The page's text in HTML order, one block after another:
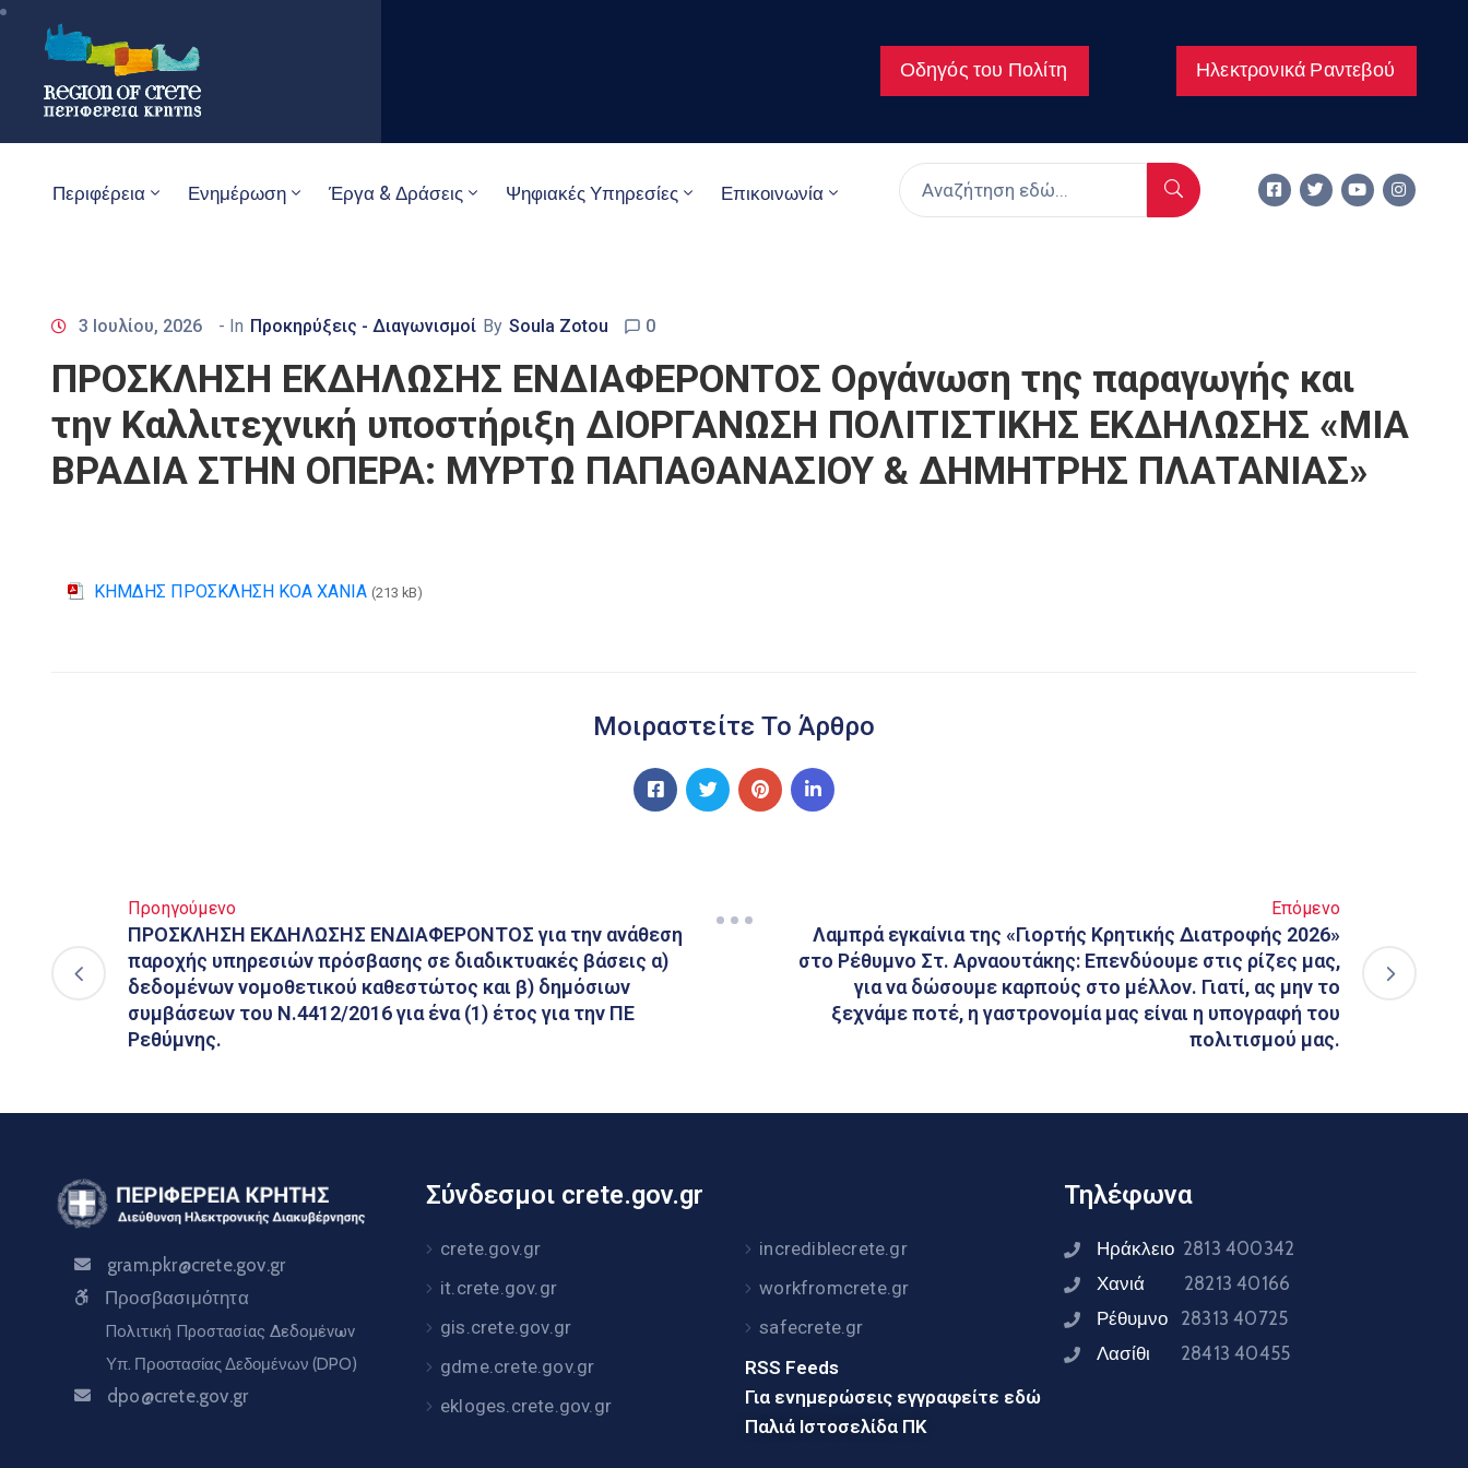
Οδηγός του Πολίτη Ηλεκτρονικά Ραντεβού
Περιφέρεια Ενημέρωση Έργα & Δράσεις Ψηφιακές Υπηρεσίες Επικοινωνία
3 Ιουλίου, 2026 - In Προκηρύξεις - Διαγωνισμοί By Soula Zotou 0
ΠΡΟΣΚΛΗΣΗ ΕΚΔΗΛΩΣΗΣ ΕΝΔΙΑΦΕΡΟΝΤΟΣ Οργάνωση της παραγωγής και
την Καλλιτεχνική υποστήριξη ΔΙΟΡΓΑΝΩΣΗ ΠΟΛΙΤΙΣΤΙΚΗΣ ΕΚΔΗΛΩΣΗΣ «ΜΙΑ
ΒΡΑΔΙΑ ΣΤΗΝ ΟΠΕΡΑ: ΜΥΡΤΩ ΠΑΠΑΘΑΝΑΣΙΟΥ & ΔΗΜΗΤΡΗΣ ΠΛΑΤΑΝΙΑΣ»
ΚΗΜΔΗΣ ΠΡΟΣΚΛΗΣΗ ΚΟΑ ΧΑΝΙΑ (213 kB)
Μοιραστείτε Το Άρθρο
Προηγούμενο
ΠΡΟΣΚΛΗΣΗ ΕΚΔΗΛΩΣΗΣ ΕΝΔΙΑΦΕΡΟΝΤΟΣ για την ανάθεση
παροχής υπηρεσιών πρόσβασης σε διαδικτυακές βάσεις α)
δεδομένων νομοθετικού καθεστώτος και β) δημόσιων
συμβάσεων του Ν.4412/2016 για ένα (1) έτος για την ΠΕ
Ρεθύμνης.
Επόμενο
Λαμπρά εγκαίνια της «Γιορτής Κρητικής Διατροφής 2026»
στο Ρέθυμνο Στ. Αρναουτάκης: Επενδύουμε στις ρίζες μας,
για να δώσουμε καρπούς στο μέλλον. Γιατί, ας μην το
ξεχνάμε ποτέ, η γαστρονομία μας είναι η υπογραφή του
πολιτισμού μας.
gram.pkr@crete.gov.gr
Προσβασιμότητα
Πολιτική Προστασίας Δεδομένων
Υπ. Προστασίας Δεδομένων (DPO)
dpo@crete.gov.gr
Σύνδεσμοι crete.gov.gr
crete.gov.gr
it.crete.gov.gr
gis.crete.gov.gr
gdme.crete.gov.gr
ekloges.crete.gov.gr
incrediblecrete.gr
workfromcrete.gr
safecrete.gr
RSS Feeds
Για ενημερώσεις εγγραφείτε εδώ
Παλιά Ιστοσελίδα ΠΚ
Τηλέφωνα
Ηράκλειο 2813 400342
Χανιά 28213 40166
Ρέθυμνο 28313 40725
Λασίθι 28413 40455